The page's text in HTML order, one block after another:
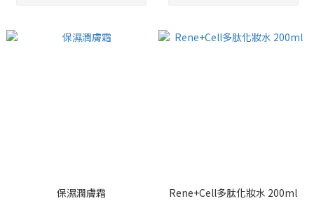
保濕潤膚霜 Rene+Cell多肽化妝水 200ml